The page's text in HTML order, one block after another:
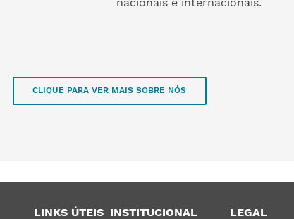
CLIQUE PARA VER MAIS SOBRE NÓS
LINKS ÚTEIS INSTITUCIONAL LEGAL